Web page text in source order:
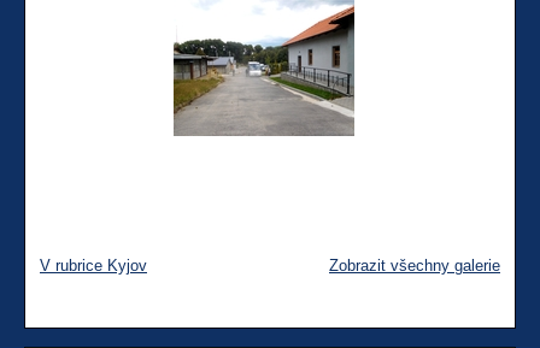
V rubrice Kyjov Zobrazit všechny galerie